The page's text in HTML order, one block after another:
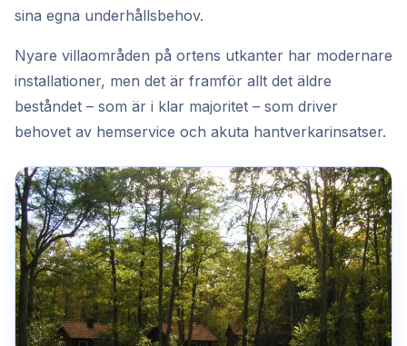
sina egna underhållsbehov.
Nyare villaområden på ortens utkanter har modernare
installationer, men det är framför allt det äldre
beståndet – som är i klar majoritet – som driver
behovet av hemservice och akuta hantverkarinsatser.